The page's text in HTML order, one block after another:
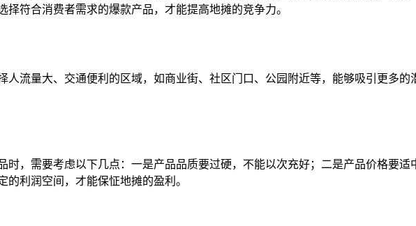
符合消费者需求的爆款产品，才能提高地摊的竞争力。
人流量大、交通便利的区域，如商业街、社区门口、公园附近等，能够吸引更多
时，需要考虑以下几点：一是产品品质要过硬，不能以次充好；二是产品价格要
利润空间，才能保怔地摊的盈利。